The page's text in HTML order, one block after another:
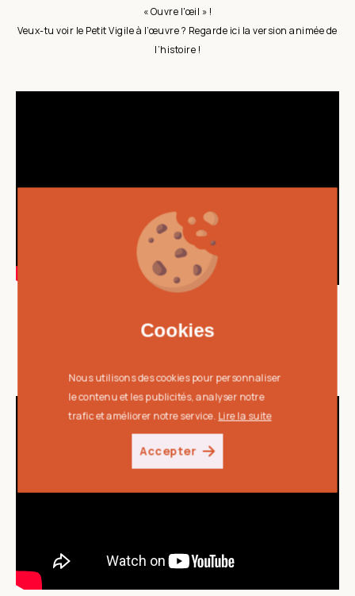
Cookies
Nous utilisons des cookies pour personnaliser
le contenu et les publicités, analyser notre
trafic et améliorer notre service. Lire la suite
Accepter
« Ouvre l'œil » !
Veux-tu voir le Petit Vigile à l’œuvre ? Regarde ici la version animée de
l’histoire !
Cookies
Nous utilisons des cookies pour personnaliser
le contenu et les publicités, analyser notre
trafic et améliorer notre service. Lire la suite
Accepter